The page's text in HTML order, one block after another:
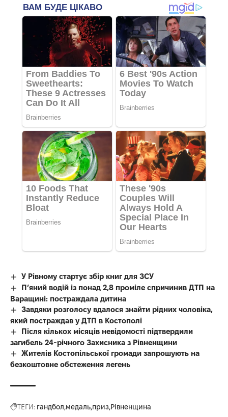
У Рівному стартує збір книг для ЗСУ
П’яний водій із понад 2,8 проміле спричинив ДТП на
Варащині: постраждала дитина
Завдяки розголосу вдалося знайти рідних чоловіка,
який постраждав у ДТП в Костополі
Після кількох місяців невідомості підтвердили
загибель 24-річного Захисника з Рівненщини
Жителів Костопільської громади запрошують на
безкоштовне обстеження легень
ТЕГИ: гандбол медаль приз Рівненщина